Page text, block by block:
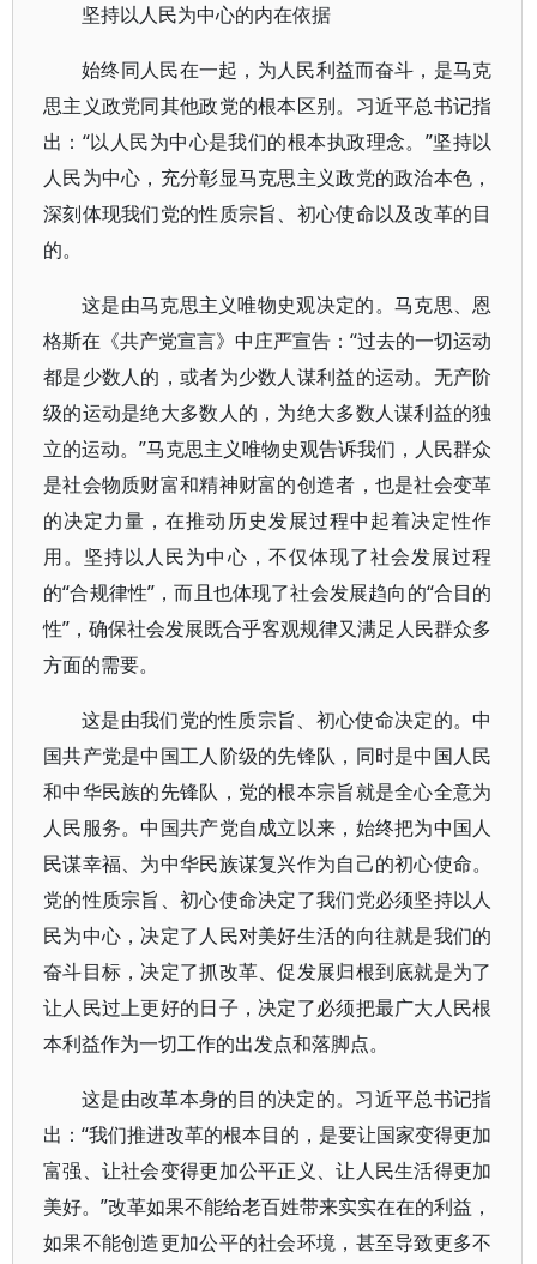
坚持以人民为中心的内在依据
始终同人民在一起，为人民利益而奋斗，是马克
思主义政党同其他政党的根本区别。习近平总书记指
出：“以人民为中心是我们的根本执政理念。”坚持以
人民为中心，充分彰显马克思主义政党的政治本色，
深刻体现我们党的性质宗旨、初心使命以及改革的目
的。
这是由马克思主义唯物史观决定的。马克思、恩
格斯在《共产党宣言》中庄严宣告：“过去的一切运动
都是少数人的，或者为少数人谋利益的运动。无产阶
级的运动是绝大多数人的，为绝大多数人谋利益的独
立的运动。”马克思主义唯物史观告诉我们，人民群众
是社会物质财富和精神财富的创造者，也是社会变革
的决定力量，在推动历史发展过程中起着决定性作
用。坚持以人民为中心，不仅体现了社会发展过程
的“合规律性”，而且也体现了社会发展趋向的“合目的
性”，确保社会发展既合乎客观规律又满足人民群众多
方面的需要。
这是由我们党的性质宗旨、初心使命决定的。中
国共产党是中国工人阶级的先锋队，同时是中国人民
和中华民族的先锋队，党的根本宗旨就是全心全意为
人民服务。中国共产党自成立以来，始终把为中国人
民谋幸福、为中华民族谋复兴作为自己的初心使命。
党的性质宗旨、初心使命决定了我们党必须坚持以人
民为中心，决定了人民对美好生活的向往就是我们的
奋斗目标，决定了抓改革、促发展归根到底就是为了
让人民过上更好的日子，决定了必须把最广大人民根
本利益作为一切工作的出发点和落脚点。
这是由改革本身的目的决定的。习近平总书记指
出：“我们推进改革的根本目的，是要让国家变得更加
富强、让社会变得更加公平正义、让人民生活得更加
美好。”改革如果不能给老百姓带来实实在在的利益，
如果不能创造更加公平的社会环境，甚至导致更多不